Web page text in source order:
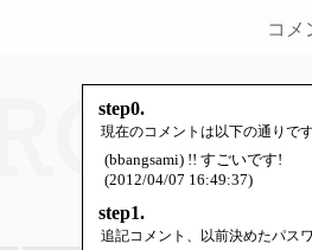
コメ
step0.
現在のコメントは以下の通りで
(bbangsami) !! すごいです!
(2012/04/07 16:49:37)
step1.
追記コメント、以前決めたパス